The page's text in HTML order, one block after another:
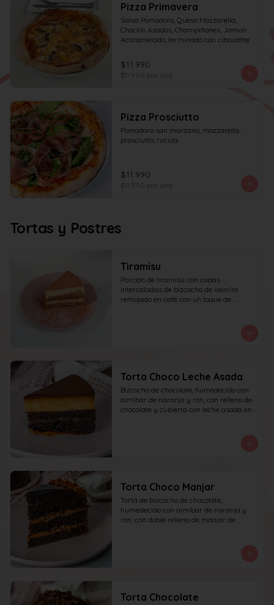
Pizza Primavera
Salsa Pomodoro, Queso Mozzarella,
Choclos Asados, Champiñones, Jamon
Acaramelado, terminado con ciboulette y
$11.990
$11.990 por und
Pizza Prosciutto
Pomodoro san marzano, mozzarella,
prosciutto, rucula.
$11.990
$11.990 por und
Tortas y Postres
Tiramisu
Porción de tiramisú con capas
intercaladas de bizcocho de vainilla
remojado en café con un toque de
Torta Choco Leche Asada
Bizcocho de chocolate, humedecido con
almíbar de naranja y ron, con relleno de
chocolate y cubierta con leche asada en
Torta Choco Manjar
Torta de bizcocho de chocolate,
humedecido con almíbar de naranja y
ron, con doble relleno de manjar de
Torta Chocolate